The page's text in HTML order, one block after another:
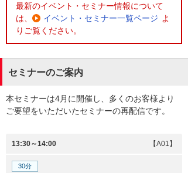
最新のイベント・セミナー情報について
は、
イベント・セミナー一覧ページ よ
りご覧ください。
セミナーのご案内
本セミナーは4月に開催し、多くのお客様より
ご要望をいただいたセミナーの再配信です。
13:30～14:00 【A01】
30分